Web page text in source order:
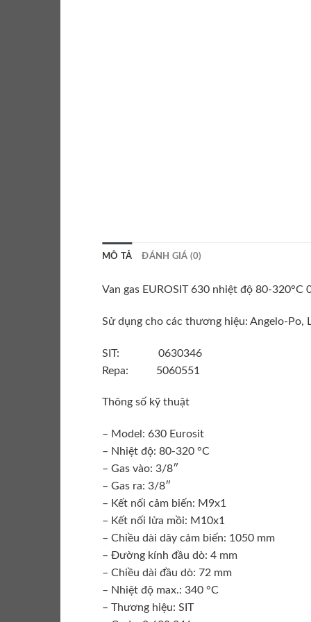
MÔ TẢ ĐÁNH GIÁ (0)
Van gas EUROSIT 630 nhiệt độ 80-320°C
Sử dụng cho các thương hiệu: Angelo-Po,
SIT: 0630346
Repa: 5060551
Thông số kỹ thuật
– Model: 630 Eurosit
– Nhiệt độ: 80-320 °C
– Gas vào: 3/8″
– Gas ra: 3/8″
– Kết nối cảm biến: M9x1
– Kết nối lửa mồi: M10x1
– Chiều dài dây cảm biến: 1050 mm
– Đường kính đầu dò: 4 mm
– Chiều dài đầu dò: 72 mm
– Nhiệt độ max.: 340 °C
– Thương hiệu: SIT